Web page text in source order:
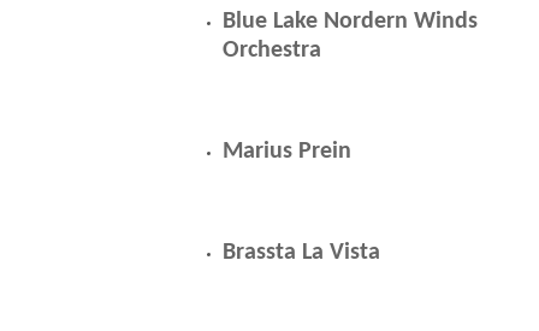
Blue Lake Nordern Winds
Orchestra
Marius Prein
Brassta La Vista